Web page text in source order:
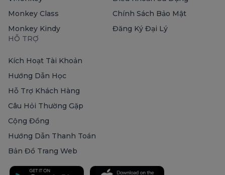
Monkey Class
Monkey Kindy
Chính Sách Bảo Mật
Đăng Ký Đại Lý
HỖ TRỢ
Kích Hoạt Tài Khoản
Hướng Dẫn Học
Hỗ Trợ Khách Hàng
Câu Hỏi Thường Gặp
Cộng Đồng
Hướng Dẫn Thanh Toán
Bản Đồ Trang Web